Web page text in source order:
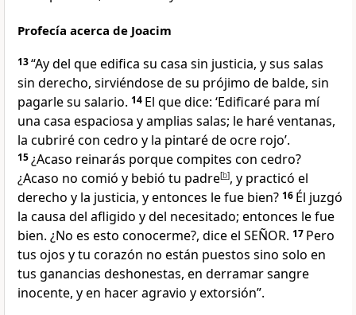
Profecía acerca de Joacim
13“Ay del que edifica su casa sin justicia, y sus salas
sin derecho, sirviéndose de su prójimo de balde, sin
pagarle su salario. 14 El que dice: ‘Edificaré para mí
una casa espaciosa y amplias salas; le haré ventanas,
la cubriré con cedro y la pintaré de ocre rojo’.
15¿Acaso reinarás porque compites con cedro?
¿Acaso no comió y bebió tu padre[b], y practicó el
derecho y la justicia, y entonces le fue bien? 16 Él juzgó
la causa del afligido y del necesitado; entonces le fue
bien. ¿No es esto conocerme?, dice el SEÑOR. 17 Pero
tus ojos y tu corazón no están puestos sino solo en
tus ganancias deshonestas, en derramar sangre
inocente, y en hacer agravio y extorsión”.